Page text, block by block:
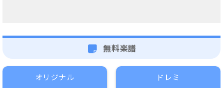
無料楽譜
オリジナル ドレミ